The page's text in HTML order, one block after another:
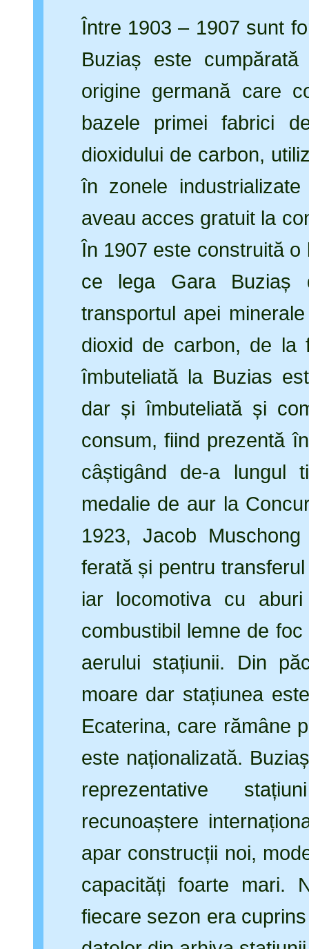
Între 1903 – 1907 sunt
Buziaș este
origine germană care
bazele primei fabrici
dioxidului de carbon,
în zonele
aveau acces gratuit la
În 1907 este construită
ce lega Gara Buziaș
transportul apei
dioxid de carbon, de la
îmbuteliată la Buzias
dar și îmbuteliată și
consum, fiind prezentă
câștigând de-a lungul
medalie de aur la
1923, Jacob
ferată și pentru
iar locomotiva cu
combustibil lemne de
aerului stațiunii. Din
moare dar stațiunea
Ecaterina, care rămâne
este naționalizată.
reprezentative
recunoaștere
apar construcții noi,
capacități foarte mari.
fiecare sezon era